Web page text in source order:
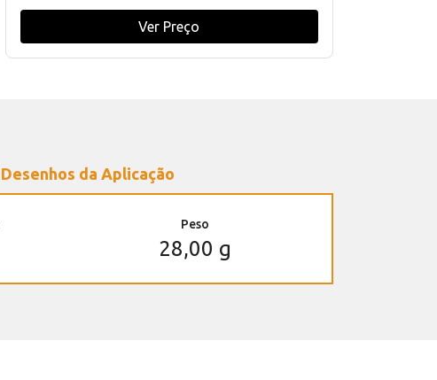
Ver Preço
Desenhos da Aplicação
Peso
28,00 g